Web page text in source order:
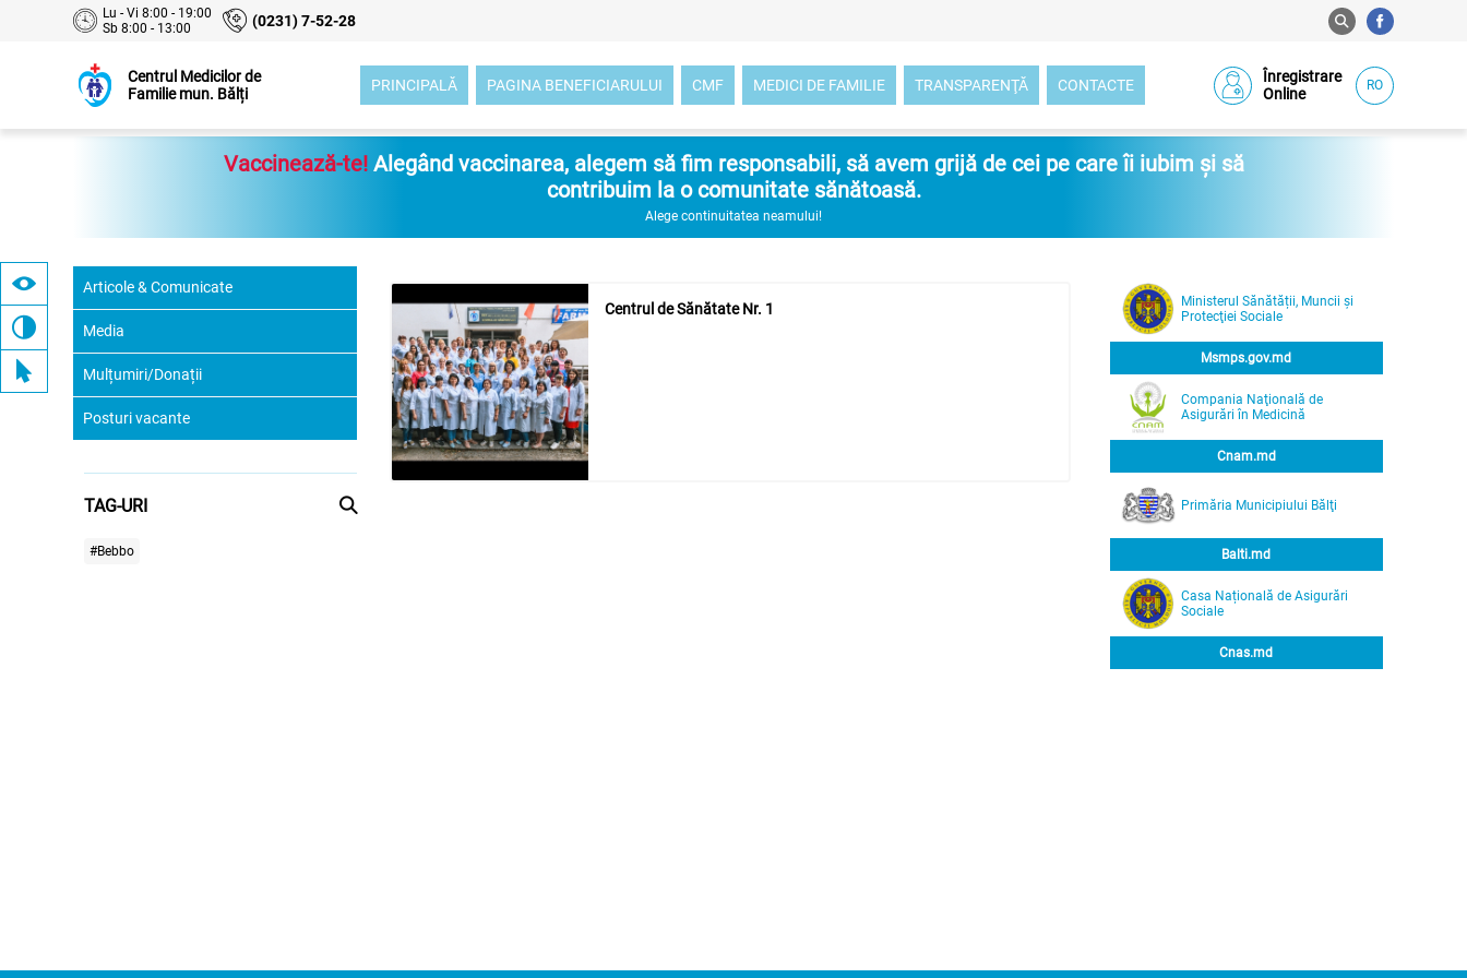
Lu - Vi 8:00 - 19:00
Sb 8:00 - 13:00
(0231) 7-52-28
Centrul Medicilor de
Familie mun. Bălți
PRINCIPALĂ PAGINA BENEFICIARULUI CMF MEDICI DE FAMILIE TRANSPARENŢĂ CONTACTE
Înregistrare
Online
RO
Vaccinează-te! Alegând vaccinarea, alegem să fim responsabili, să avem grijă de cei pe care îi iubim și să
contribuim la o comunitate sănătoasă.
Alege continuitatea neamului!
Articole & Comunicate
Media
Mulțumiri/Donații
Posturi vacante
TAG-URI
#Bebbo
Centrul de Sănătate Nr. 1
Ministerul Sănătății, Muncii și
Protecţiei Sociale
Msmps.gov.md
Compania Naţională de
Asigurări în Medicină
Cnam.md
Primăria Municipiului Bălţi
Balti.md
Casa Națională de Asigurări
Sociale
Cnas.md